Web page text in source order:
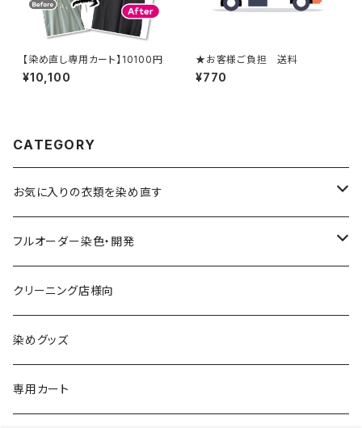
【染め直し専用カート】10100円
¥10,100
★お客様ご負担 送料
¥770
CATEGORY
お気に入りの衣類を染め直す
綿系 100%
黒染め/Black
紺染め/Navy
綿90%以上+合成繊維
黒染め/Black
紺染め/Navy
綿素材+合成繊維10%以上
黒染め/Black
その他
フルオーダー染色・開発
カラーマッチング
特殊染色
クリーニング店様向
染めグッズ
専用カート